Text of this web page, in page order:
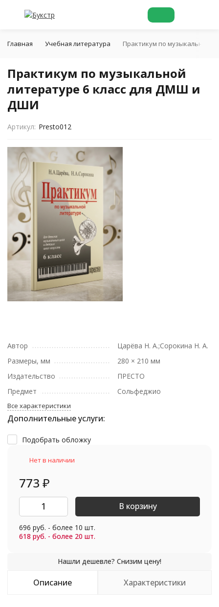
Главная Учебная литература Практикум по музыкальной
Практикум по музыкальной
литературе 6 класс для ДМШ и
ДШИ
Артикул: Presto012
Автор
Царёва Н. А.;Сорокина Н. А.
Размеры, мм
280 × 210 мм
Издательство
ПРЕСТО
Предмет
Сольфеджио
Все характеристики
Дополнительные услуги:
Подобрать обложку
Нет в наличии
773 ₽
В корзину
696 руб. - более 10 шт.
618 руб. - более 20 шт.
Описание Характеристики